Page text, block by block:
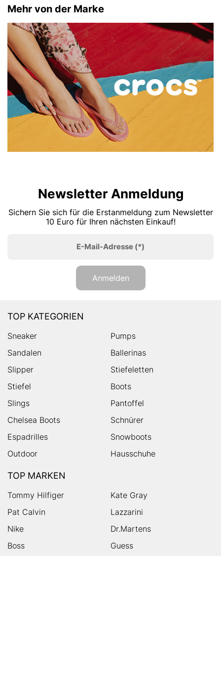
Mehr von der Marke
Newsletter Anmeldung
Sichern Sie sich für die Erstanmeldung zum Newsletter
10 Euro für Ihren nächsten Einkauf!
E-Mail-Adresse (*)
Anmelden
TOP KATEGORIEN
Sneaker
Pumps
Sandalen
Ballerinas
Slipper
Stiefeletten
Stiefel
Boots
Slings
Pantoffel
Chelsea Boots
Schnürer
Espadrilles
Snowboots
Outdoor
Hausschuhe
TOP MARKEN
Tommy Hilfiger
Kate Gray
Pat Calvin
Lazzarini
Nike
Dr.Martens
Boss
Guess